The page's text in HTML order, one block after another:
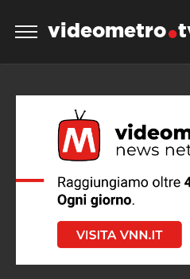
videometro